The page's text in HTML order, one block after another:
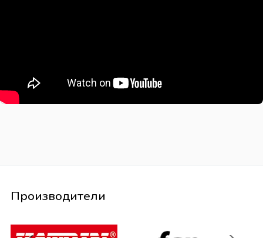
Производители